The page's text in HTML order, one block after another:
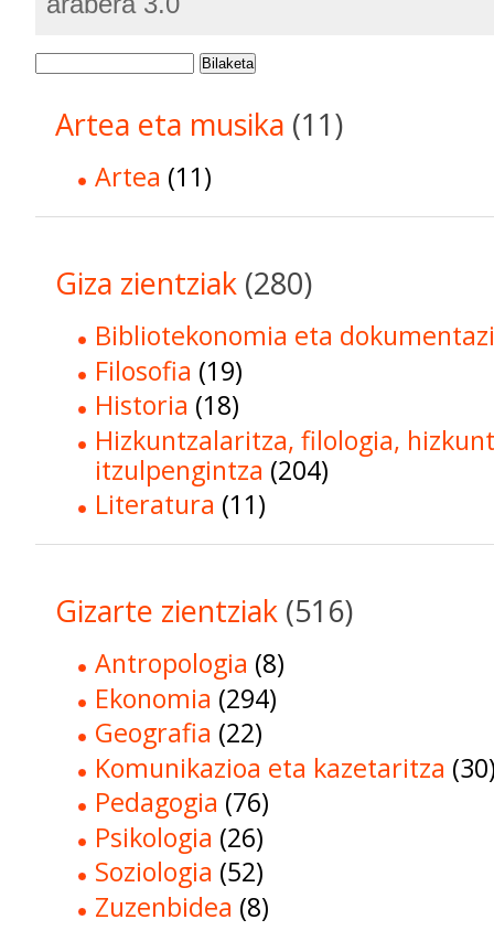
Bilaketa
Artea eta musika (11)
Artea (11)
Giza zientziak (280)
Bibliotekonomia eta
Filosofia (19)
Historia (18)
Hizkuntzalaritza, filologia,
itzulpengintza (204)
Literatura (11)
Gizarte zientziak (516)
Antropologia (8)
Ekonomia (294)
Geografia (22)
Komunikazioa eta kazetaritza
Pedagogia (76)
Psikologia (26)
Soziologia (52)
Zuzenbidea (8)